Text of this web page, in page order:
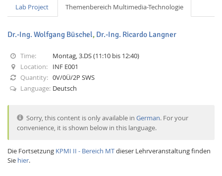
Interactive Media
Lab Project
Themenbereich Multimedia-Technologie
Dr.-Ing. Wolfgang Büschel, Dr.-Ing. Ricardo Langner
Time:
Montag, 3.DS (11:10 bis 12:40)
Location:
INF E001
Quantity: 0V/0Ü/2P SWS
Language: Deutsch
Sorry, this content is only available inGerman. For your
convenience, it is shown below in this language.
Die Fortsetzung KPMI II - Bereich MTdieser Lehrveranstaltung finden
Sie hier.